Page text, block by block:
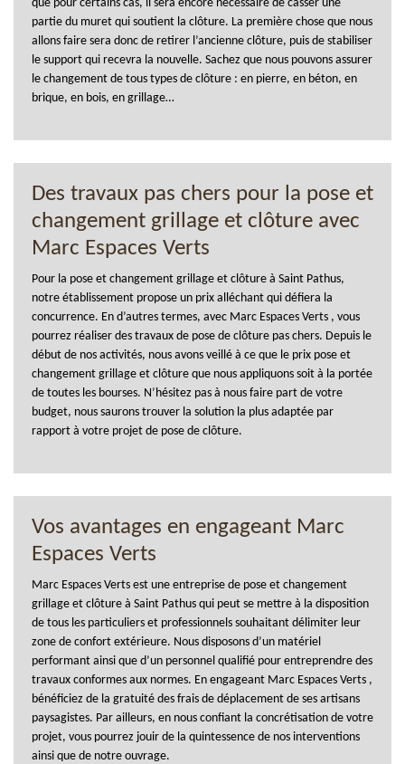
que pour certains cas, il sera encore nécessaire de casser une
partie du muret qui soutient la clôture. La première chose que nous
allons faire sera donc de retirer l’ancienne clôture, puis de stabiliser
le support qui recevra la nouvelle. Sachez que nous pouvons assurer
le changement de tous types de clôture : en pierre, en béton, en
brique, en bois, en grillage…
Des travaux pas chers pour la pose et
changement grillage et clôture avec
Marc Espaces Verts
Pour la pose et changement grillage et clôture à Saint Pathus,
notre établissement propose un prix alléchant qui défiera la
concurrence. En d’autres termes, avec Marc Espaces Verts , vous
pourrez réaliser des travaux de pose de clôture pas chers. Depuis le
début de nos activités, nous avons veillé à ce que le prix pose et
changement grillage et clôture que nous appliquons soit à la portée
de toutes les bourses. N’hésitez pas à nous faire part de votre
budget, nous saurons trouver la solution la plus adaptée par
rapport à votre projet de pose de clôture.
Vos avantages en engageant Marc
Espaces Verts
Marc Espaces Verts est une entreprise de pose et changement
grillage et clôture à Saint Pathus qui peut se mettre à la disposition
de tous les particuliers et professionnels souhaitant délimiter leur
zone de confort extérieure. Nous disposons d’un matériel
performant ainsi que d’un personnel qualifié pour entreprendre des
travaux conformes aux normes. En engageant Marc Espaces Verts ,
bénéficiez de la gratuité des frais de déplacement de ses artisans
paysagistes. Par ailleurs, en nous confiant la concrétisation de votre
projet, vous pourrez jouir de la quintessence de nos interventions
ainsi que de notre ouvrage.